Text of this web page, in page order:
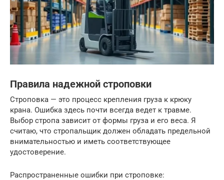
Правила надежной строповки
Строповка — это процесс крепления груза к крюку
крана. Ошибка здесь почти всегда ведет к травме.
Выбор стропа зависит от формы груза и его веса. Я
считаю, что стропальщик должен обладать предельной
внимательностью и иметь соответствующее
удостоверение.
Распространенные ошибки при строповке: